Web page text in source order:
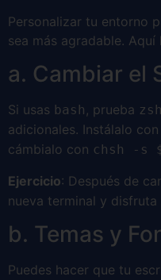
Personalizar tu entorno
sea más agradable. Aquí
a. Cambiar el
Si usas bash , prueba zsh
adicionales. Instálalo con
cámbialo con chsh -s
Ejercicio: Después de
nueva terminal y
b. Temas y
Puedes hacer que tu